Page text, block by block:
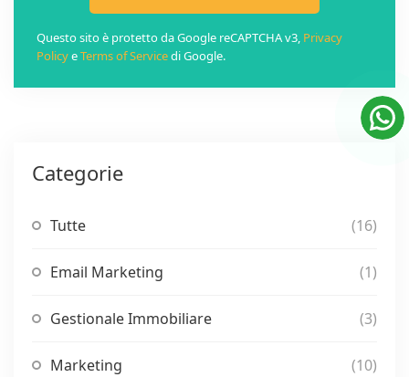
Questo sito è protetto da Google reCAPTCHA v3, Privacy
PolicyeTerms of Servicedi Google.
Categorie
Tutte (16)
Email Marketing (1)
Gestionale Immobiliare (3)
Marketing (10)